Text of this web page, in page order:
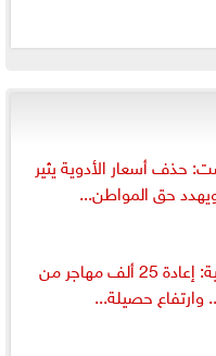
حذف أسعار الأدوية يثير
حق المواطن...
”الداخلية” الإسبانية: إعادة 25 ألف مهاجر من
وارتفاع حصيلة...